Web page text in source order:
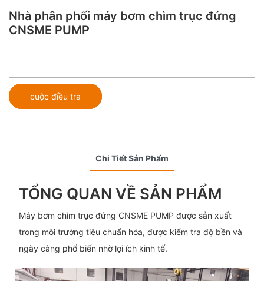
Nhà phân phối máy bơm chìm trục đứng
CNSME PUMP
cuộc điều tra
Chi Tiết Sản Phẩm
TỔNG QUAN VỀ SẢN PHẨM
Máy bơm chìm trục đứng CNSME PUMP được sản xuất
trong môi trường tiêu chuẩn hóa, được kiểm tra độ bền và
ngày càng phổ biến nhờ lợi ích kinh tế.